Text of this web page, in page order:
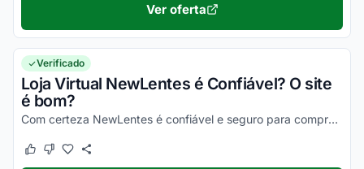
Ver oferta
Verificado
Loja Virtual NewLentes é Confiável? O site
é bom?
Com certeza NewLentes é confiável e seguro para comprar online. Basta observar a reputação no Ebit ou no Reclame Aqui NewLentes para tirar todas as dúvidas!
Este cupom funcionou
Este cupom não funcionou